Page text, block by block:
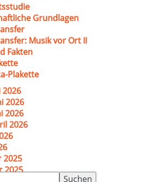
Grundlagen
Musik vor Ort II
Fakten
Plakette
2026
2026
2026
2026
2025
2025